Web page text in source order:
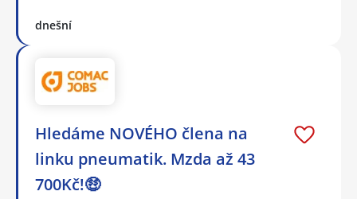
dnešní
Hledáme NOVÉHO člena na
linku pneumatik. Mzda až 43
700Kč!🤑